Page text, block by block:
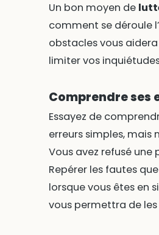
Un bon moyen de
comment se déroule
obstacles vous
limiter vos
Comprendre ses
Essayez de
erreurs simples, mais
Vous avez refusé
Repérer les fautes
lorsque vous êtes en
vous permettra de